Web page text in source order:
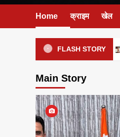
Home क्राइम खेल
FLASH STORY
Main Story